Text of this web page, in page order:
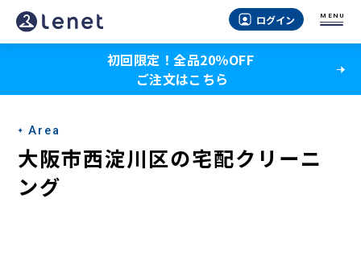
大
阪
西
淀
川
区
ログイン MENU
初回限定！全品20％OFF
ご注文はこちら
Area
大阪市西淀川区の宅配クリーニ
ング